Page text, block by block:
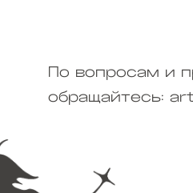
По вопросам и
обращайтесь: